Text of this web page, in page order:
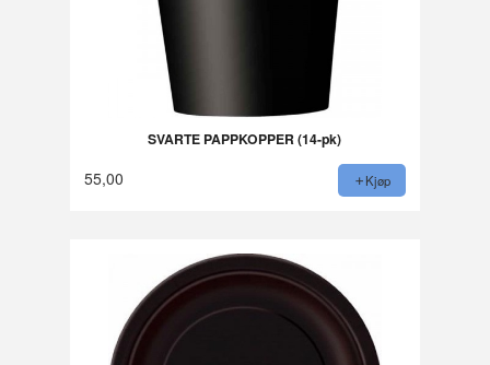
SVARTE PAPPKOPPER (14-pk)
55,00 Kjøp